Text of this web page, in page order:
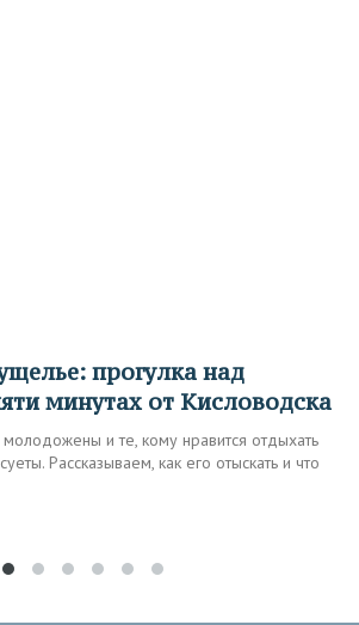
минутах от Кисловодска
и те, кому нравится отдыхать
Рассказываем, как его отыскать и что